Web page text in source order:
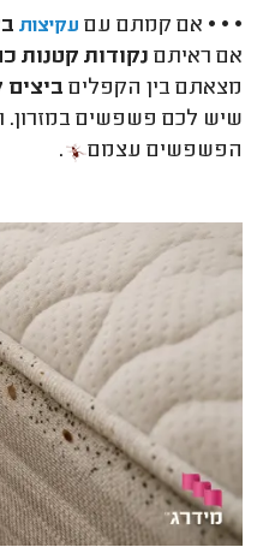
• • • אם קמתם עם עקיצות
אם ראיתם נקודות קטנות
מצאתם בין הקפלים ביצים
שיש לכם פשפשים במזרון.
הפשפשים עצמם
.